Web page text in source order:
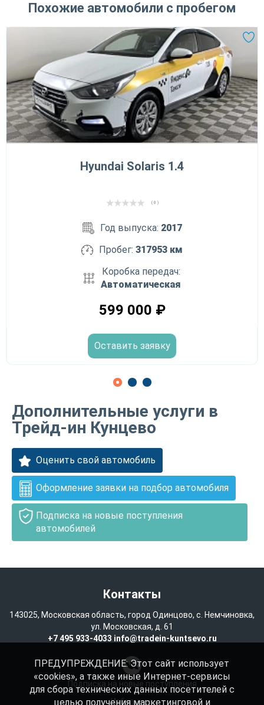
Похожие автомобили с пробегом
Hyundai Solaris 1.4
( 0 )
Год выпуска: 2017
Пробег: 317953 км
Коробка передач:
Автоматическая
599 000 ₽
Оставить заявку
Дополнительные услуги в
Трейд-ин Кунцево
Оценить свой автомобиль
Оформление заявки на подбор автомобиля
Подписка на новые поступления
автомобилей
Контакты
143025, Московская область, город Одинцово, с. Немчиновка,
ул. Московская, д. 61
+7 495 933-4033 info@tradein-kuntsevo.ru
Подписка на новые поступления
Избранное
ПРЕДУПРЕЖДЕНИЕ: Этот сайт использует
«cookies», а также иные Интернет-сервисы
для сбора технических данных посетителей с
целью получения маркетинговой и